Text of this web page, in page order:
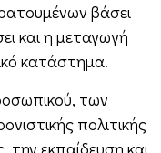
βάσει
και η μεταγωγή
κατάστημα.
των
πολιτικής
την εκπαίδευση και